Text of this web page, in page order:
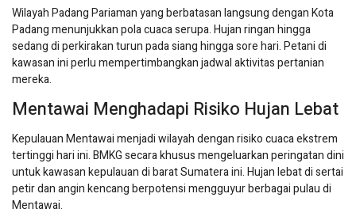
Wilayah Padang Pariaman yang berbatasan langsung dengan Kota
Padang menunjukkan pola cuaca serupa. Hujan ringan hingga
sedang di perkirakan turun pada siang hingga sore hari. Petani di
kawasan ini perlu mempertimbangkan jadwal aktivitas pertanian
mereka.
Mentawai Menghadapi Risiko Hujan Lebat
Kepulauan Mentawai menjadi wilayah dengan risiko cuaca ekstrem
tertinggi hari ini. BMKG secara khusus mengeluarkan peringatan dini
untuk kawasan kepulauan di barat Sumatera ini. Hujan lebat di sertai
petir dan angin kencang berpotensi mengguyur berbagai pulau di
Mentawai.